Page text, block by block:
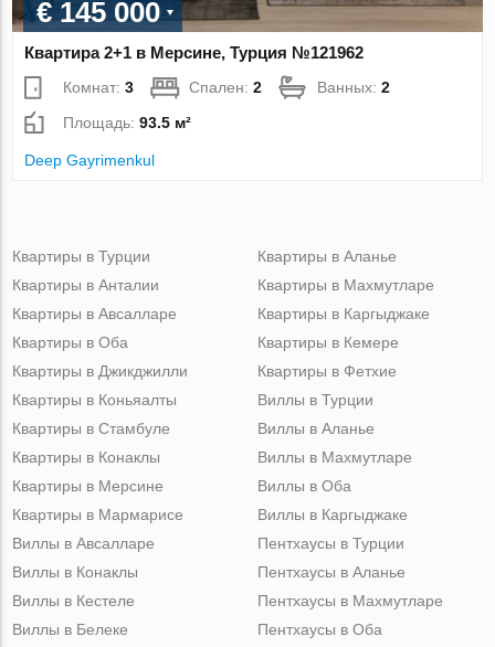
€ 145 000
Квартира 2+1 в Мерсине, Турция №121962
Комнат:3 Спален:2 Ванных:2
Площадь:93.5 м²
Deep Gayrimenkul
Квартиры в Турции
Квартиры в Анталии
Квартиры в Авсалларе
Квартиры в Оба
Квартиры в Джикджилли
Квартиры в Аланье
Квартиры в Махмутларе
Квартиры в Каргыджаке
Квартиры в Кемере
Квартиры в Фетхие
Квартиры в Коньяалты
Квартиры в Стамбуле
Квартиры в Конаклы
Квартиры в Мерсине
Квартиры в Мармарисе
Виллы в Турции
Виллы в Аланье
Виллы в Махмутларе
Виллы в Оба
Виллы в Каргыджаке
Виллы в Авсалларе
Виллы в Конаклы
Виллы в Кестеле
Виллы в Белеке
Пентхаусы в Турции
Пентхаусы в Аланье
Пентхаусы в Махмутларе
Пентхаусы в Оба